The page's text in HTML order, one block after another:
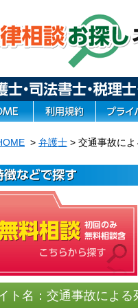
> 弁護士 > 交通事故に
ト名： 交通事故による